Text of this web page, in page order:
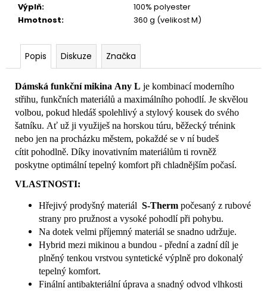
Výplň:
100% polyester
Hmotnost: 360 g (velikost M)
Popis Diskuze Značka
Dámská funkční mikina Any L je kombinací moderního
střihu, funkčních materiálů a maximálního pohodlí. Je skvělou
volbou, pokud hledáš spolehlivý a stylový kousek do svého
šatníku. Ať už ji využiješ na horskou túru, běžecký trénink
nebo jen na procházku městem, pokaždé se v ní budeš
cítit pohodlně. Díky inovativním materiálům ti rovněž
poskytne optimální tepelný komfort při chladnějším počasí.
VLASTNOSTI:
Hřejivý prodyšný materiál S-Therm počesaný z rubové
strany pro pružnost a vysoké pohodlí při pohybu.
Na dotek velmi příjemný materiál se snadno udržuje.
Hybrid mezi mikinou a bundou - přední a zadní díl je
plněný tenkou vrstvou syntetické výplně pro dokonalý
tepelný komfort.
Finální antibakteriální úprava a snadný odvod vlhkosti